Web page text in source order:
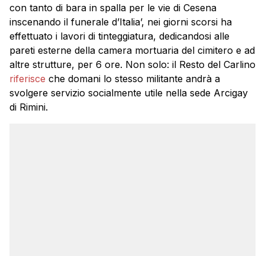
con tanto di bara in spalla per le vie di Cesena
inscenando il funerale d’Italia’, nei giorni scorsi ha
effettuato i lavori di tinteggiatura, dedicandosi alle
pareti esterne della camera mortuaria del cimitero e ad
altre strutture, per 6 ore. Non solo: il Resto del Carlino
riferisce che domani lo stesso militante andrà a
svolgere servizio socialmente utile nella sede Arcigay
di Rimini.